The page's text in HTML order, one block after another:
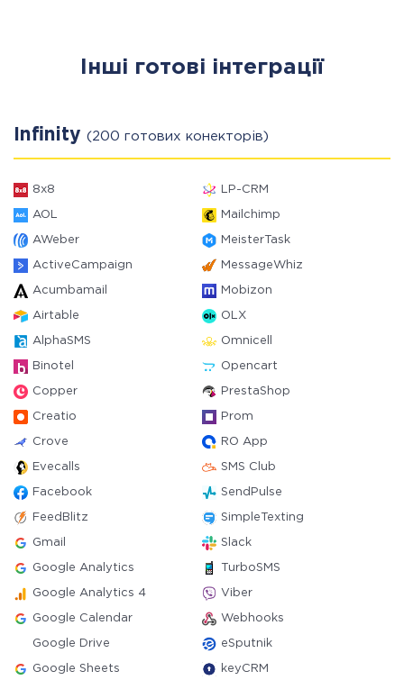
Інші готові інтеграції
Infinity (200 готових конекторів)
8x8 LP-CRM
AOL Mailchimp
AWeber MeisterTask
ActiveCampaign MessageWhiz
Acumbamail Mobizon
Airtable OLX
AlphaSMS Omnicell
Binotel Opencart
Copper PrestaShop
Creatio Prom
Crove RO App
Evecalls SMS Club
Facebook SendPulse
FeedBlitz SimpleTexting
Gmail Slack
Google Analytics TurboSMS
Google Analytics 4 Viber
Google Calendar Webhooks
Google Drive eSputnik
Google Sheets keyCRM